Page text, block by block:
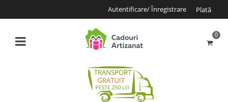
Plată
Autentificare/ Înregistrare
0